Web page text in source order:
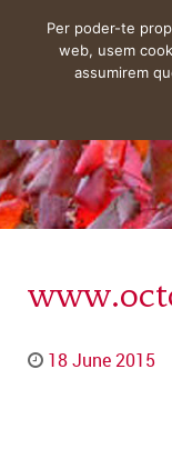
18 June 2015
Per poder-te
web, usem
assumirem